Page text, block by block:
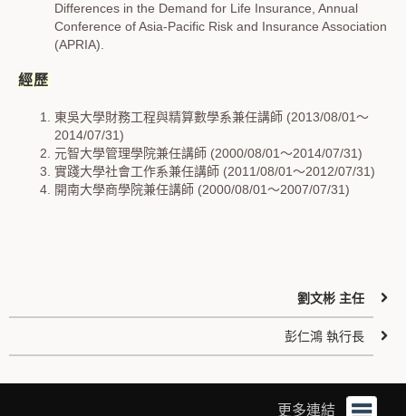
Differences in the Demand for Life Insurance, Annual
Conference of Asia-Pacific Risk and Insurance Association
(APRIA).
經歷
東吳大學財務工程與精算數學系兼任講師 (2013/08/01～
2014/07/31)
元智大學管理學院兼任講師 (2000/08/01～2014/07/31)
實踐大學社會工作系兼任講師 (2011/08/01～2012/07/31)
開南大學商學院兼任講師 (2000/08/01～2007/07/31)
劉文彬 主任
彭仁鴻 執行長
更多連結